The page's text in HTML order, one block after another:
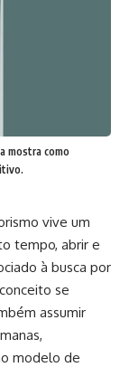
mostra como
vive um
tempo, abrir e
à busca por
se
assumir
modelo de